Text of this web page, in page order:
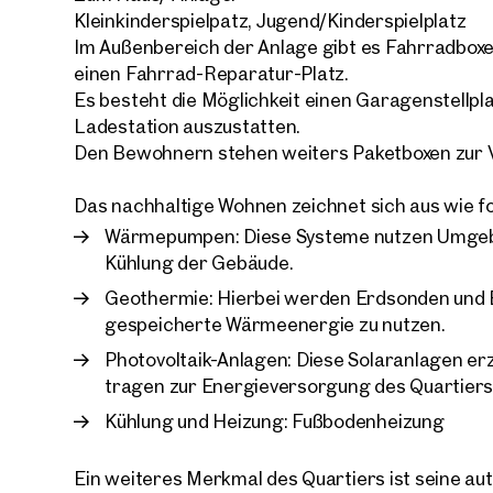
Kleinkinderspielpatz, Jugend/Kinderspielplatz
Im Außenbereich der Anlage gibt es
einen Fahrrad-Reparatur-Platz.
Es besteht die Möglichkeit einen
Ladestation auszustatten.
Den Bewohnern stehen weiters Paketboxen zur
Das nachhaltige Wohnen zeichnet sich aus wie
Wärmepumpen: Diese Systeme nutzen
Kühlung der Gebäude.
Geothermie: Hierbei werden Erdsonden
gespeicherte Wärmeenergie zu nutzen.
Photovoltaik-Anlagen: Diese Solaranlagen
tragen zur Energieversorgung des
Kühlung und Heizung: Fußbodenheizung
Ein weiteres Merkmal des Quartiers ist seine
Ihre
Ihre
Anrede
Bitte
Sagen
über
Wie